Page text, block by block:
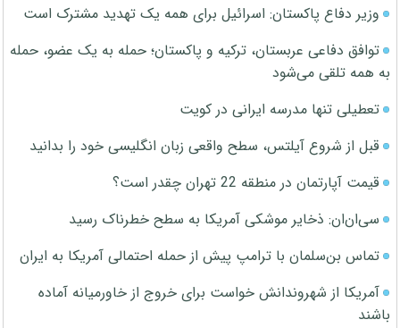
وزیر دفاع پاکستان: اسرائیل برای همه یک تهدید مشترک است
توافق دفاعی عربستان، ترکیه و پاکستان؛ حمله به یک عضو، حمله
به همه تلقی می‌شود
تعطیلی تنها مدرسه ایرانی در کویت
قبل از شروع آیلتس، سطح واقعی زبان انگلیسی خود را بدانید
قیمت آپارتمان در منطقه 22 تهران چقدر است؟
سی‌ان‌ان: ذخایر موشکی آمریکا به سطح خطرناک رسید
تماس بن‌سلمان با ترامپ پیش از حمله احتمالی آمریکا به ایران
آمریکا از شهروندانش خواست برای خروج از خاورمیانه آماده
باشند